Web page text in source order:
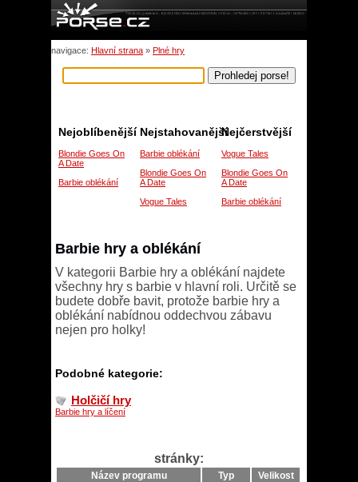
navigace: Hlavní strana » Plné hry
Nejčerstvější
Vogue Tales
Blondie Goes On
A Date
Barbie oblékání
Nejstahovanější
Barbie oblékání
Blondie Goes On
A Date
Vogue Tales
Nejoblíbenější
Blondie Goes On
A Date
Barbie oblékání
Barbie hry a oblékání
V kategorii Barbie hry a oblékání najdete
všechny hry s barbie v hlavní roli. Určitě se
budete dobře bavit, protože barbie hry a
oblékání nabídnou oddechvou zábavu
nejen pro holky!
Podobné kategorie:
Holčičí hry
Barbie hry a líčení
stránky:
Název programu Typ
Velikost